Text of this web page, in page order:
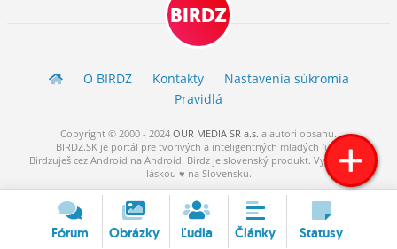
BIRDZ
O BIRDZ Kontakty
Nastavenia súkromia
Pravidlá
Copyright © 2000 - 2024 OUR MEDIA SR a.s. a autori obsahu.
BIRDZ.SK je portál pre tvorivých a inteligentných mladých ľudí.
Birdzuješ cez Android na Android. Birdz je slovenský produkt. Vytvorené s
láskou ♥ na Slovensku.
Fórum Obrázky Ľudia Články Statusy